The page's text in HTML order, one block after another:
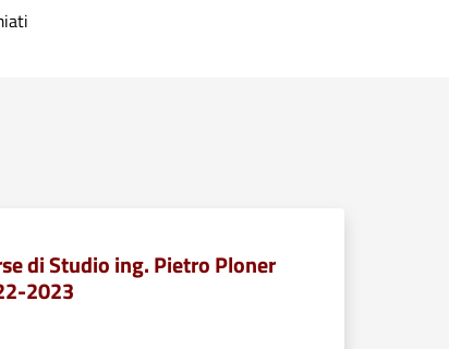
di Studio ing. Pietro Ploner
2023